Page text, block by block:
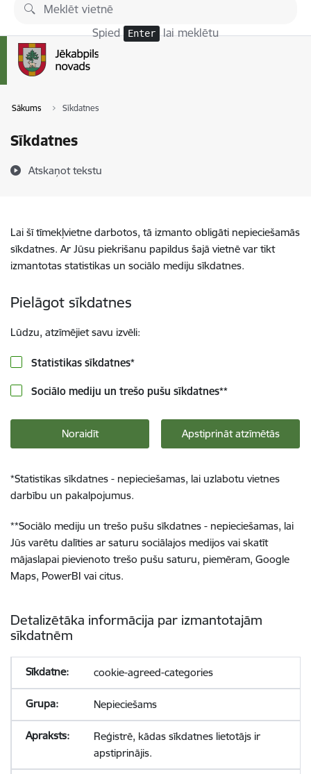
Pāriet uz lapas saturu
Spied Enter lai meklētu
Sākums Sīkdatnes
Sīkdatnes
Atskaņot tekstu
Lai šī tīmekļvietne darbotos, tā izmanto obligāti nepieciešamās
sīkdatnes. Ar Jūsu piekrišanu papildus šajā vietnē var tikt
izmantotas statistikas un sociālo mediju sīkdatnes.
Pielāgot sīkdatnes
Lūdzu, atzīmējiet savu izvēli:
Statistikas sīkdatnes*
Sociālo mediju un trešo pušu sīkdatnes**
Noraidīt Apstiprināt atzīmētās
*Statistikas sīkdatnes - nepieciešamas, lai uzlabotu vietnes
darbību un pakalpojumus.
**Sociālo mediju un trešo pušu sīkdatnes - nepieciešamas, lai
Jūs varētu dalīties ar saturu sociālajos medijos vai skatīt
mājaslapai pievienoto trešo pušu saturu, piemēram, Google
Maps, PowerBI vai citus.
Detalizētāka informācija par izmantotajām
sīkdatnēm
cookie-agreed-categories
Nepieciešams
Reģistrē, kādas sīkdatnes lietotājs ir
apstiprinājis.